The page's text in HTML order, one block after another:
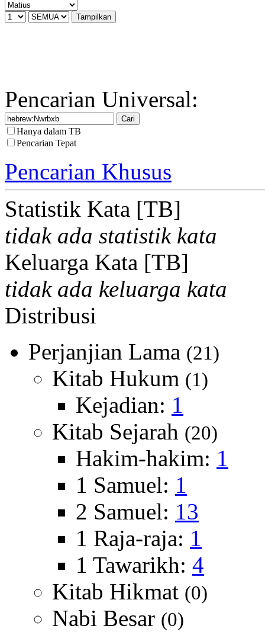
Pencarian Universal:
Hanya dalam TB
Pencarian Tepat
Pencarian Khusus
Statistik Kata [TB]
tidak ada statistik kata
Keluarga Kata [TB]
tidak ada keluarga kata
Distribusi
Perjanjian Lama (21)
Kitab Hukum (1)
Kejadian: 1
Kitab Sejarah (20)
Hakim-hakim: 1
1 Samuel: 1
2 Samuel: 13
1 Raja-raja: 1
1 Tawarikh: 4
Kitab Hikmat (0)
Nabi Besar (0)